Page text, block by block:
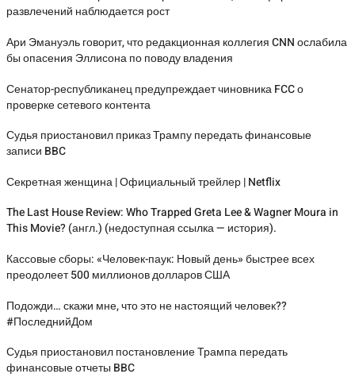
развлечений наблюдается рост
Ари Эмануэль говорит, что редакционная коллегия CNN ослабила
бы опасения Эллисона по поводу владения
Сенатор-республиканец предупреждает чиновника FCC о
проверке сетевого контента
Судья приостановил приказ Трампу передать финансовые
записи BBC
Секретная женщина | Официальный трейлер | Netflix
The Last House Review: Who Trapped Greta Lee & Wagner Moura in
This Movie? (англ.) (недоступная ссылка — история).
Кассовые сборы: «Человек-паук: Новый день» быстрее всех
преодолеет 500 миллионов долларов США
Подожди… скажи мне, что это не настоящий человек??
#ПоследнийДом
Судья приостановил постановление Трампа передать
финансовые отчеты BBC